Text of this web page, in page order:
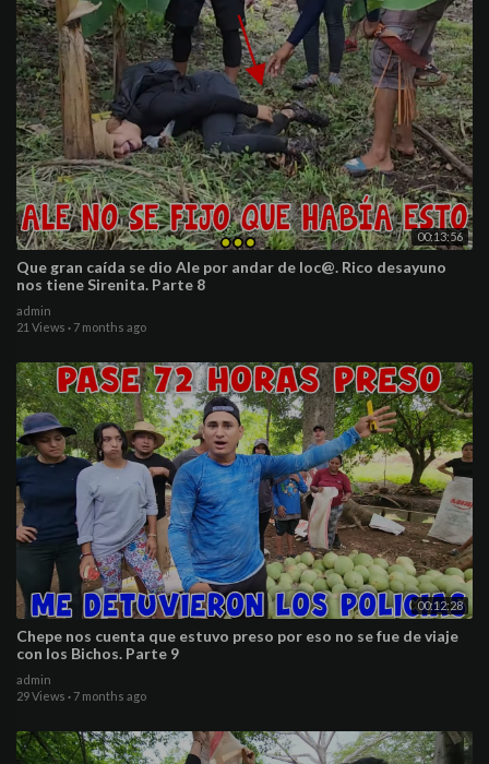
00:13:56
Que gran caída se dio Ale por andar de loc@. Rico desayuno
nos tiene Sirenita. Parte 8
admin
21 Views ·7 months ago
00:12:28
Chepe nos cuenta que estuvo preso por eso no se fue de viaje
con los Bichos. Parte 9
admin
29 Views ·7 months ago